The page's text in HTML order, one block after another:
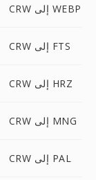
CRW إلى WEBP
CRW إلى FTS
CRW إلى HRZ
CRW إلى MNG
CRW إلى PAL